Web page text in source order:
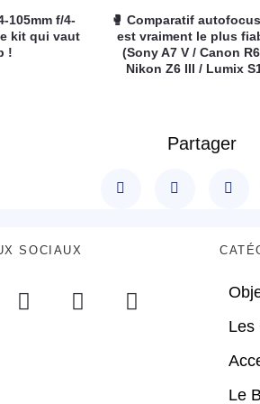
105mm f/4-
kit qui vaut
!
🥊 Comparatif
est vraiment le plus
(Sony A7 V / Canon
Nikon Z6 III / Lumix
Partager
SOCIAUX
Les
Le